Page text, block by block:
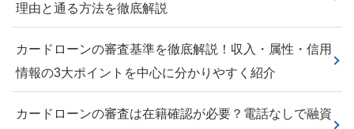
理由と通る方法を徹底解説
カードローンの審査基準を徹底解説！収入・属性・信用
情報の3大ポイントを中心に分かりやすく紹介
カードローンの審査は在籍確認が必要？電話なしで融資